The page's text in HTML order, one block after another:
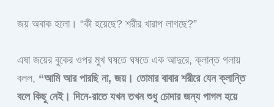
জয় অবাক হলো। “কী হয়েছে? শরীর খারাপ লাগছে?”
এষা জয়ের বুকের ওপর মুখ ঘষতে ঘষতে এক আদুরে, ক্লান্ত গলায়
বলল, “আমি আর পারছি না, জয়। তোমার বাবার শরীরে যেন ক্লান্তি
বলে কিছু নেই। দিনে-রাতে যখন তখন শুধু চোদার জন্য পাগল হয়ে